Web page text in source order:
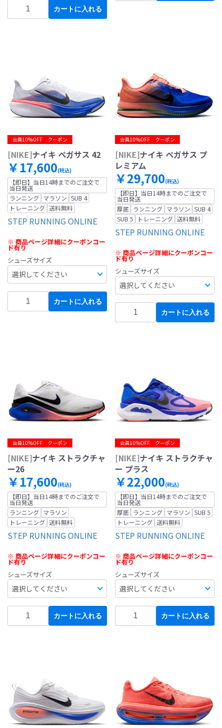
カートに入れる
会員10%OFF クーポン
[NIKE]ナイキ ペガサス 42
￥17,600(税込)
【即日】当日14時までのご注文で
当日発送
ランニング マラソン SUB 4
トレーニング 送料無料
STEP RUNNING ONLINE
※ 商品ページ詳細にクーポンコー
ド有り
シューズサイズ
カートに入れる
会員10%OFF クーポン
[NIKE]ナイキ ペガサス プ
レミアム
￥29,700(税込)
【即日】当日14時までのご注文で
当日発送
厚底 ランニング マラソン SUB 4
SUB 5
トレーニング 送料無料
STEP RUNNING ONLINE
※ 商品ページ詳細にクーポンコー
ド有り
シューズサイズ
カートに入れる
会員10%OFF クーポン
[NIKE]ナイキ ストラクチャ
ー26
￥17,600(税込)
【即日】当日14時までのご注文で
当日発送
ランニング マラソン
トレーニング 送料無料
STEP RUNNING ONLINE
※ 商品ページ詳細にクーポンコー
ド有り
シューズサイズ
カートに入れる
会員10%OFF クーポン
[NIKE]ナイキ ストラクチャ
ー プラス
￥22,000(税込)
【即日】当日14時までのご注文で
当日発送
厚底 ランニング マラソン SUB 5
トレーニング 送料無料
STEP RUNNING ONLINE
※ 商品ページ詳細にクーポンコー
ド有り
シューズサイズ
カートに入れる